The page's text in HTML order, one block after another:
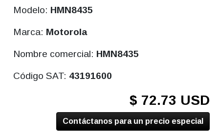
Modelo: HMN8435
Marca: Motorola
Nombre comercial: HMN8435
Código SAT: 43191600
$ 72.73 USD
Contáctanos para un precio especial